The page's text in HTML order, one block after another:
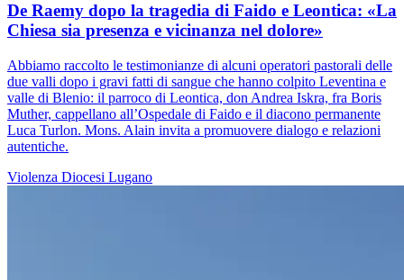
De Raemy dopo la tragedia di Faido e Leontica: «La
Chiesa sia presenza e vicinanza nel dolore»
Abbiamo raccolto le testimonianze di alcuni operatori pastorali delle
due valli dopo i gravi fatti di sangue che hanno colpito Leventina e
valle di Blenio: il parroco di Leontica, don Andrea Iskra, fra Boris
Muther, cappellano all’Ospedale di Faido e il diacono permanente
Luca Turlon. Mons. Alain invita a promuovere dialogo e relazioni
autentiche.
Violenza Diocesi Lugano